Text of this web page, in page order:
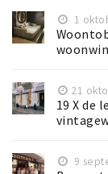
1
21
19 X de
9